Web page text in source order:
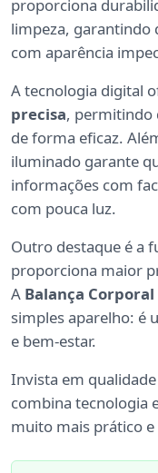
proporciona
limpeza, garantindo
com aparência
A tecnologia digital
precisa, permitindo
de forma eficaz.
iluminado garante
informações com
com pouca luz.
Outro destaque é a
proporciona maior
A Balança
simples aparelho: é
e bem-estar.
Invista em
combina tecnologia
muito mais prático e